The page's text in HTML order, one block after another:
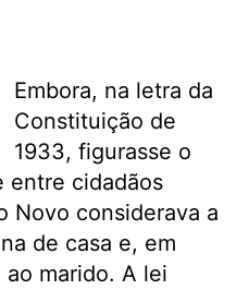
Embora, na letra da
Constituição de
1933, figurasse o
entre cidadãos
Novo considerava a
de casa e, em
marido. A lei